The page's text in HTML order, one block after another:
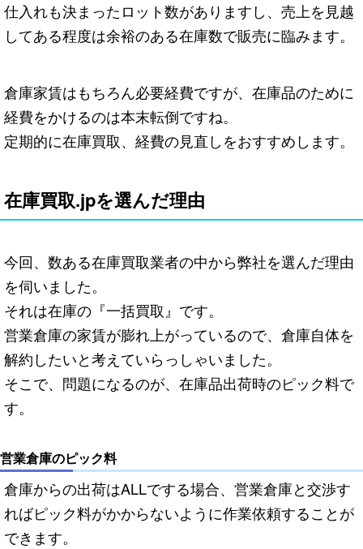
仕入れも決まったロット数がありますし、売上を見越
してある程度は余裕のある在庫数で販売に臨みます。
倉庫家賃はもちろん必要経費ですが、在庫品のために
経費をかけるのは本末転倒ですね。
定期的に在庫買取、経費の見直しをおすすめします。
在庫買取.jpを選んだ理由
今回、数ある在庫買取業者の中から弊社を選んだ理由
を伺いました。
それは在庫の『一括買取』です。
営業倉庫の家賃が膨れ上がっているので、倉庫自体を
解約したいと考えていらっしゃいました。
そこで、問題になるのが、在庫品出荷時のピック料で
す。
営業倉庫のピック料
倉庫からの出荷はALLでする場合、営業倉庫と交渉す
ればピック料がかからないように作業依頼することが
できます。